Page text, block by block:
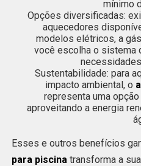
mínimo
Opções diversificadas:
aquecedores
modelos elétricos, a
você escolha o sistema
Sustentabilidade: para
impacto ambiental, o
representa uma
aproveitando a energia
Esses e outros benefícios
para piscina transforma a